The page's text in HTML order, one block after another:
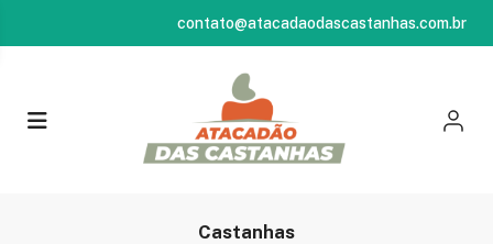
contato@atacadaodascastanhas.com.br
Castanhas